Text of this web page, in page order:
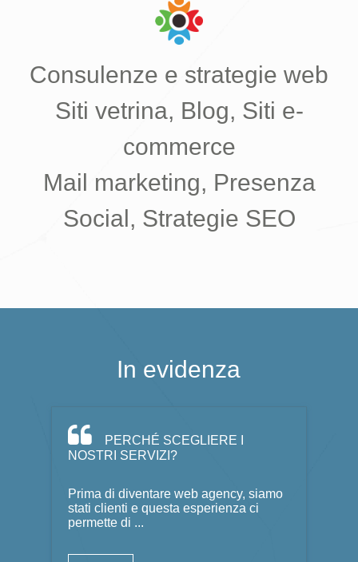
Consulenze e strategie web
Siti vetrina, Blog, Siti e-
commerce
Mail marketing, Presenza
Social, Strategie SEO
In evidenza
PERCHÉ SCEGLIERE I
NOSTRI SERVIZI?
Prima di diventare web agency, siamo
stati clienti e questa esperienza ci
permette di ...